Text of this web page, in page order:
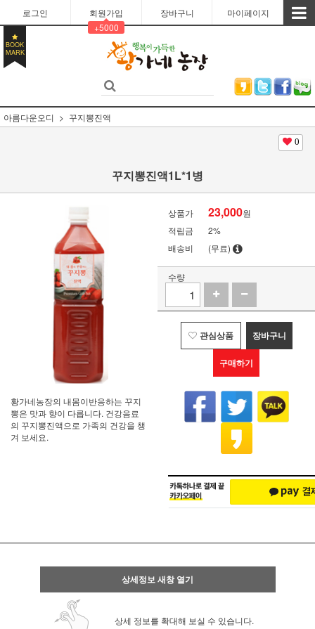
로그인
회원가입
+5000
장바구니 마이페이지
BOOK
MARK
아름다운오디 꾸지뽕진액
0
꾸지뽕진액1L*1병
황가네농장의 내몸이반응하는 꾸지
뽕은 맛과 향이 다릅니다. 건강음료
의 꾸지뽕진액으로 가족의 건강을 챙
겨 보세요.
상품가 23,000원
적립금
2%
배송비
(무료)
수량
관심상품 장바구니
구매하기
상세정보 새창 열기
상세 정보를 확대해 보실 수 있습니다.